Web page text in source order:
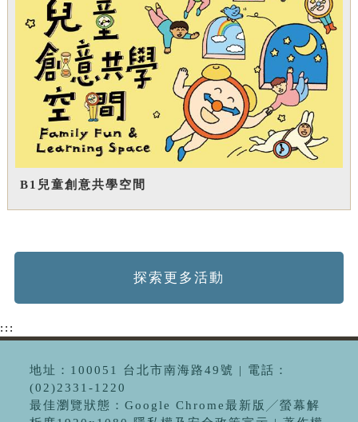
B1兒童創意共學空間
探索更多活動
:::
地址：100051 台北市南海路49號 | 電話：
(02)2331-1220
最佳瀏覽狀態：Google Chrome最新版╱螢幕解